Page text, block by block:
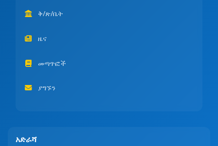
ቅ/ጽ/ቤት
ዜና
መጣጥፎች
ያግኙን
አድራሻ